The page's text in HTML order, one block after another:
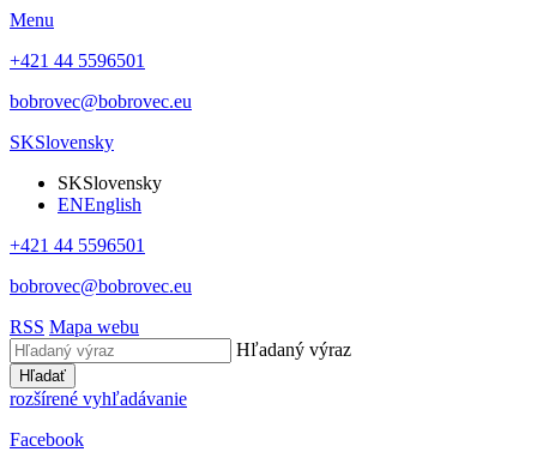
Menu
+421 44 5596501
bobrovec@bobrovec.eu
SKSlovensky
SKSlovensky
ENEnglish
+421 44 5596501
bobrovec@bobrovec.eu
RSS Mapa webu
Hľadaný výraz
Hľadať
rozšírené vyhľadávanie
Facebook